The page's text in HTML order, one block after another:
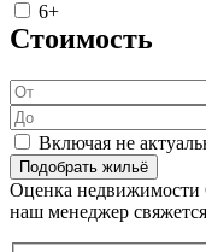
6+
Стоимость
Включая не
Подобрать жильё
Оценка недвижимости
наш менеджер